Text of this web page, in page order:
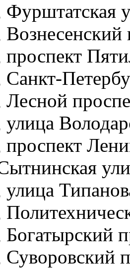
Фурштатская
Вознесенский
проспект
Санкт-
Лесной
улица
проспект
улица
Богатырский
Суворовский